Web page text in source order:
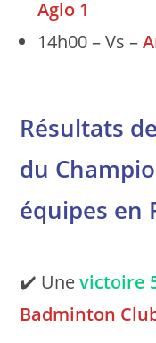
Aglo 1
14h00 – Vs –
Résultats
du
équipes en
✔️ Unevictoire
Badminton